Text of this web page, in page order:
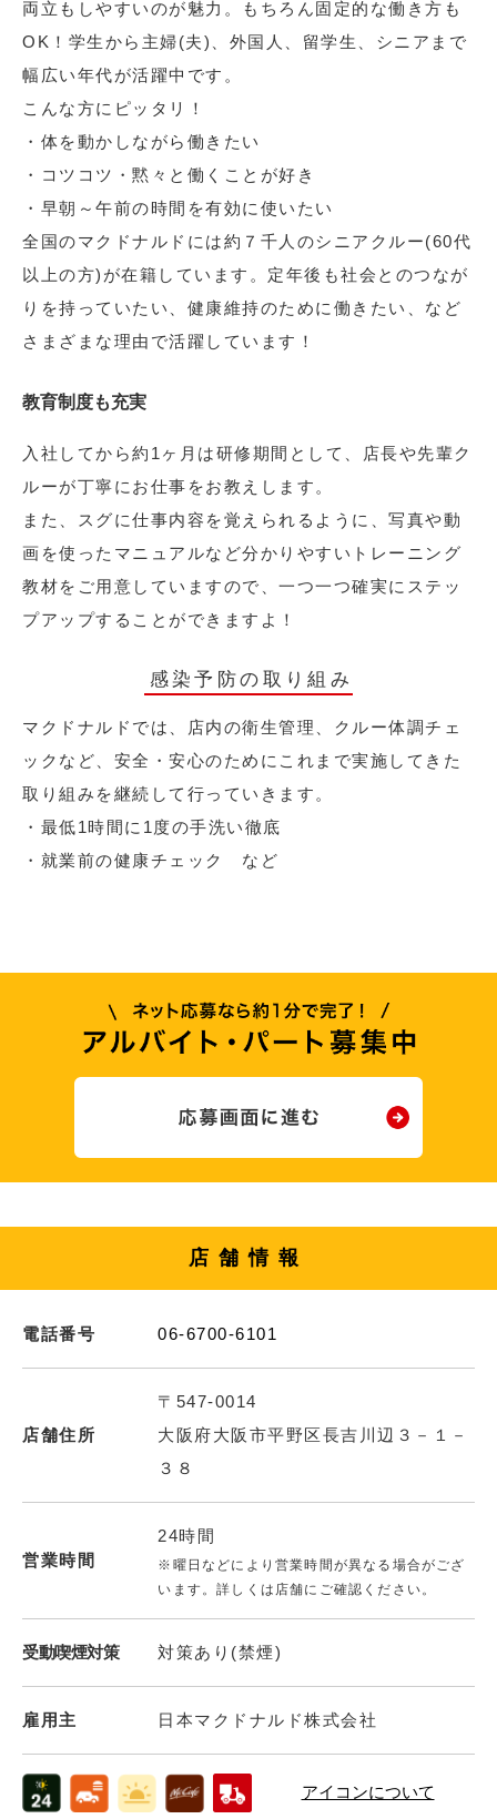
両立もしやすいのが魅力。もちろん固定的な働き方も
OK！学生から主婦(夫)、外国人、留学生、シニアまで
幅広い年代が活躍中です。
こんな方にピッタリ！
・体を動かしながら働きたい
・コツコツ・黙々と働くことが好き
・早朝～午前の時間を有効に使いたい
全国のマクドナルドには約７千人のシニアクルー(60代
以上の方)が在籍しています。定年後も社会とのつなが
りを持っていたい、健康維持のために働きたい、など
さまざまな理由で活躍しています！
教育制度も充実
入社してから約1ヶ月は研修期間として、店長や先輩ク
ルーが丁寧にお仕事をお教えします。
また、スグに仕事内容を覚えられるように、写真や動
画を使ったマニュアルなど分かりやすいトレーニング
教材をご用意していますので、一つ一つ確実にステッ
プアップすることができますよ！
感染予防の取り組み
マクドナルドでは、店内の衛生管理、クルー体調チェ
ックなど、安全・安心のためにこれまで実施してきた
取り組みを継続して行っていきます。
・最低1時間に1度の手洗い徹底
・就業前の健康チェック など
店舗情報
電話番号 06-6700-6101
店舗住所
〒547-0014
大阪府大阪市平野区長吉川辺３－１－
３８
営業時間
24時間
※曜日などにより営業時間が異なる場合がござ
います。詳しくは店舗にご確認ください。
受動喫煙対策 対策あり(禁煙)
雇用主 日本マクドナルド株式会社
アイコンについて